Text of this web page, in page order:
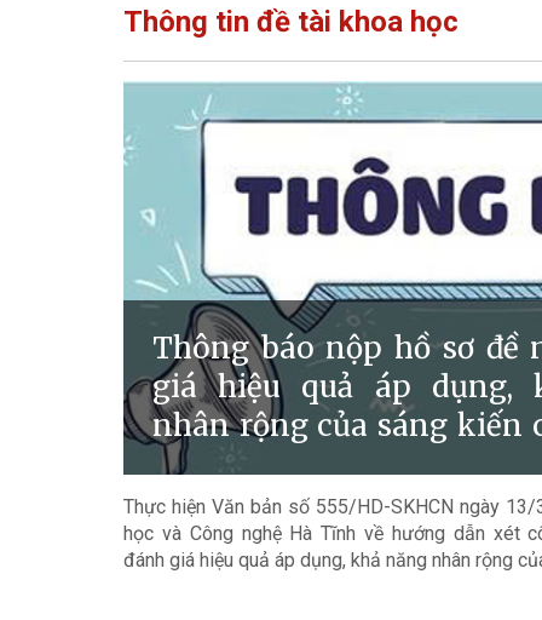
Thông tin đề tài khoa học
Thông báo nộp hồ sơ đề
giá hiệu quả áp dụng,
nhân rộng của sáng kiến
1 năm 2026
Thực hiện Văn bản số 555/HD-SKHCN ngày
học và Công nghệ Hà Tĩnh về hướng dẫn xét
đánh giá hiệu quả áp dụng, khả năng nhân rộng